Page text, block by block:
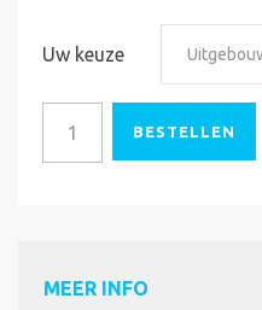
Uw keuze
BESTELLEN
MEER INFO